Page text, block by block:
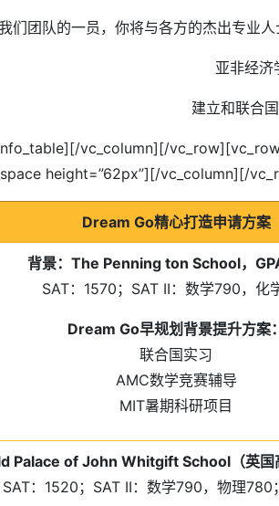
们团队的一员，你将与各方的杰出专业
亚非经济
建立和联合
vc_column][/
height=”62px”][/vc_column][/
Dream Go精心打造申请方案
背景：The Penning ton School，
SAT：1570；SAT II：数学790，化
Dream Go早规划背景提升方案：
联合国实习
AMC数学竞赛辅导
MIT暑期科研项目
Palace of John Whitgift School（英国
SAT：1520；SAT II：数学790，物理780